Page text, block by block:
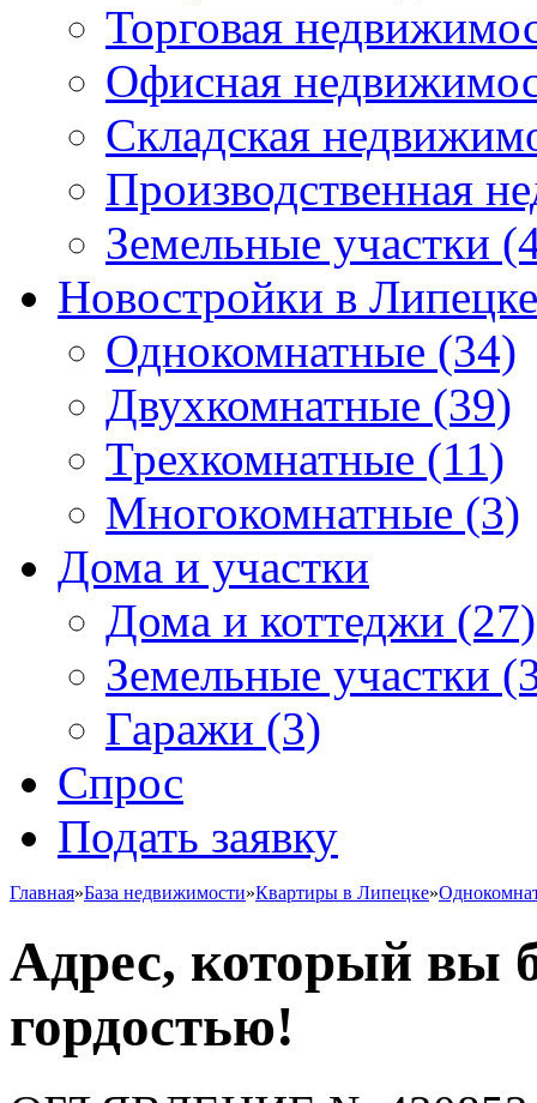
Торговая
Офисная
Складская
Производственная
Земельные участки
Новостройки в Липецке
Однокомнатные (34)
Двухкомнатные (39)
Трехкомнатные (11)
Многокомнатные (3)
Дома и участки
Дома и коттеджи (27)
Земельные участки
Гаражи (3)
Спрос
Подать заявку
Главная»База недвижимости»Квартиры в Липецке»
Адрес, который вы
гордостью!